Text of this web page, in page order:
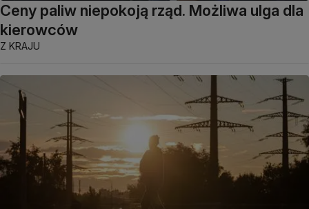
Ceny paliw niepokoją rząd. Możliwa ulga dla
kierowców
Z KRAJU